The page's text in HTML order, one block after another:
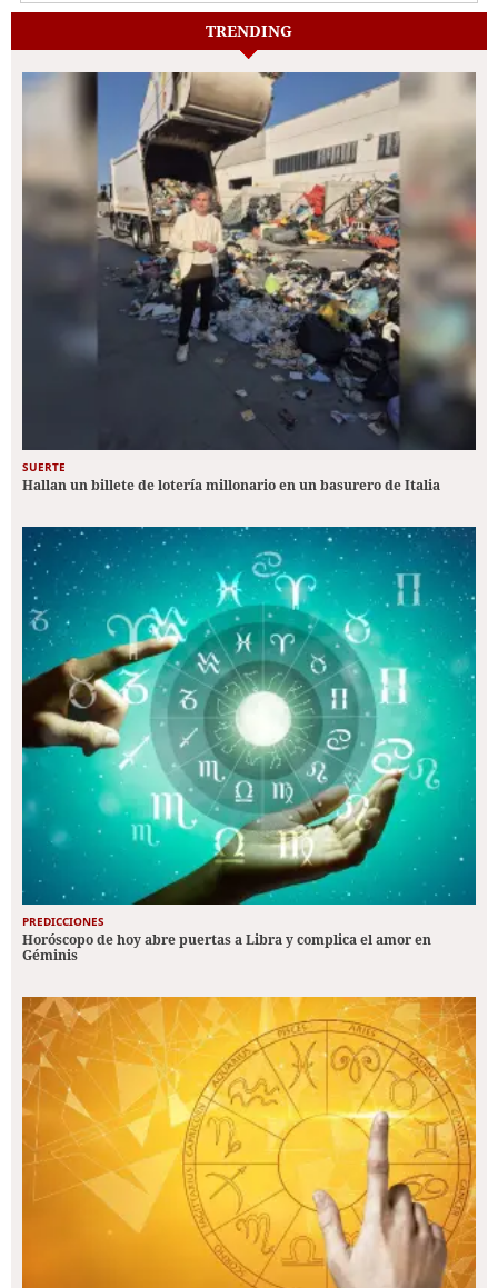
TRENDING
SUERTE
Hallan un billete de lotería millonario en un basurero de Italia
PREDICCIONES
Horóscopo de hoy abre puertas a Libra y complica el amor en
Géminis